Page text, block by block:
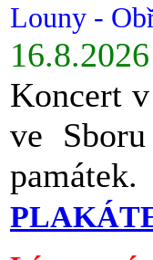
Louny -
Koncert
ve
památek.